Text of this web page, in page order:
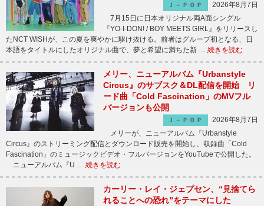
Ｊ－ＰＯＰ
2026年8月7日
7月15日に日本オリジナル両A面シングル
『YO-I-DON! / BOY MEETS GIRL』をリリースし
たNCT WISHが、この夏を爽やかに駆け抜ける。前者はグループ初となる、日
本語をタイトルにしたオリジナル曲で、夢と希望に満ちた新 … 続きを読む
メリー、ニューアルバム『Urbanstyle
Circus』のサブスク＆DL配信を開始 リ
ード曲「Cold Fascination」のMVフル
バージョンも公開
Ｊ－ＰＯＰ
2026年8月7日
メリーが、ニューアルバム『Urbanstyle
Circus』のストリーミング配信とダウンロード販売を開始し、収録曲「Cold
Fascination」のミュージックビデオ・フルバージョンをYouTubeで公開した。
ニューアルバム『U … 続きを読む
カーリー・レイ・ジェプセン、“見捨てら
れることへの恐れ”をテーマにした